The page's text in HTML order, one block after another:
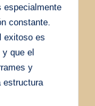
especialmente
constante.
exitoso es
y que el
y
estructura